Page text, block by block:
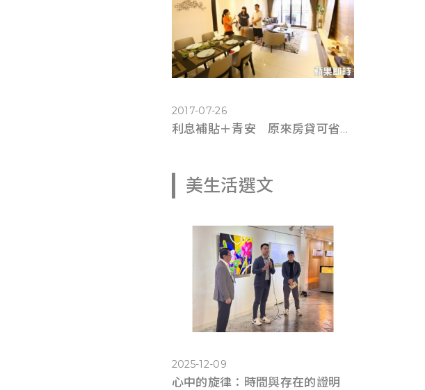
2017-07-26
利息補貼＋青安 原來房貸可省這麼多錢(蘋果即時0725)
美生活選文
2025-12-09
心中的旋律：時間與存在的證明